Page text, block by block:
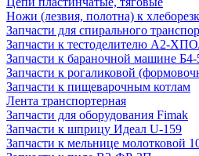
Ножи (лезвия, полотна) к
Запчасти для спирального
Запчасти к тестоделителю А2-
Запчасти к бараночной машине Б4-
Запчасти к рогаликовой
Запчасти к пищеварочным котлам
Лента транспортерная
Запчасти для оборудования Fimak
Запчасти к шприцу Идеал U-159
Запчасти к мельнице